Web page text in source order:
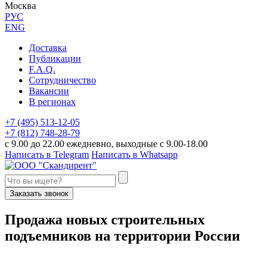
Москва
РУС
ENG
Доставка
Публикации
F.A.Q.
Сотрудничество
Вакансии
В регионах
+7 (495) 513-12-05
+7 (812) 748-28-79
с 9.00 до 22.00 ежедневно, выходные с 9.00-18.00
Написать в Telegram Написать в Whatsapp
Заказать звонок
Продажа новых строительных
подъемников на территории России